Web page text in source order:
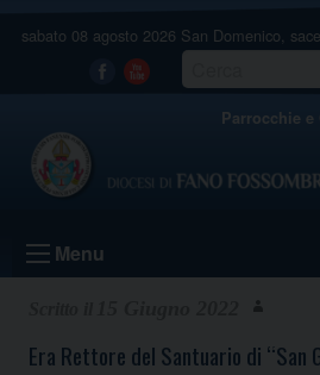
sabato 08 agosto 2026 San Domenico,
Facebook
Youtube
Parrocchie e
Menu
Era Rettore del Santuario di “San